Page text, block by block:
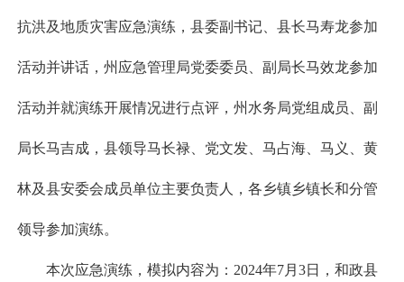
抗洪及地质灾害应急演练，县委副书记、县长马寿龙参加
活动并讲话，州应急管理局党委委员、副局长马效龙参加
活动并就演练开展情况进行点评，州水务局党组成员、副
局长马吉成，县领导马长禄、党文发、马占海、马义、黄
林及县安委会成员单位主要负责人，各乡镇乡镇长和分管
领导参加演练。
本次应急演练，模拟内容为：2024年7月3日，和政县